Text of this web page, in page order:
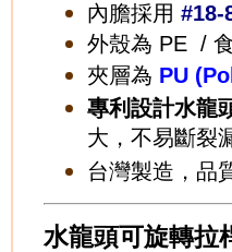
內膽採用 #18-
外殼為 PE /
夾層為 PU
專利設計水龍
大，不易斷裂
台灣製造，品
水龍頭可旋轉拉